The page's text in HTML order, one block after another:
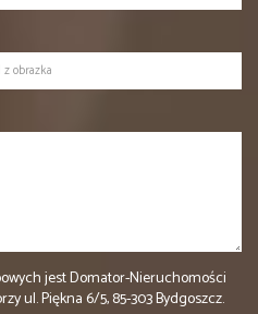
jest Domator-Nieruchomości
ul. Piękna 6/5, 85-303 Bydgoszcz.